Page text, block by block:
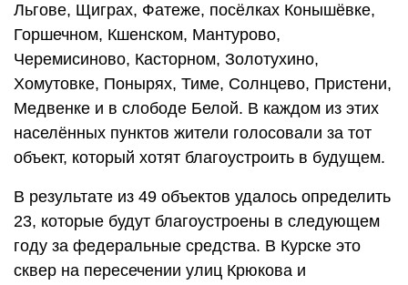
Льгове, Щиграх, Фатеже, посёлках Конышёвке,
Горшечном, Кшенском, Мантурово,
Черемисиново, Касторном, Золотухино,
Хомутовке, Понырях, Тиме, Солнцево, Пристени,
Медвенке и в слободе Белой. В каждом из этих
населённых пунктов жители голосовали за тот
объект, который хотят благоустроить в будущем.
В результате из 49 объектов удалось определить
23, которые будут благоустроены в следующем
году за федеральные средства. В Курске это
сквер на пересечении улиц Крюкова и